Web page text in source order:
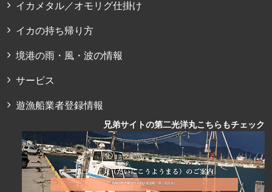
イカメタル／オモリグ仕掛け
イカの持ち帰り方
境港の雨・風・波の情報
サービス
遊漁船業者登録情報
兄弟サイトの第二光洋丸こちらもチェック